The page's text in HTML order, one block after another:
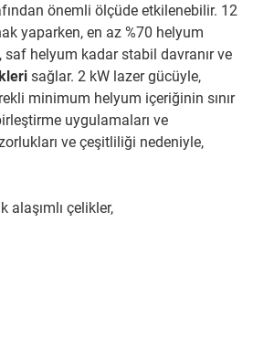
önemli ölçüde etkilenebilir. 12
yaparken, en az %70 helyum
saf helyum kadar stabil davranır ve
sağlar. 2 kW lazer gücüyle,
minimum helyum içeriğinin sınır
uygulamaları ve
ve çeşitliliği nedeniyle,
alaşımlı çelikler,